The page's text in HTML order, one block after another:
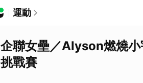
運動
企聯女壘／Alyson燃燒
挑戰賽